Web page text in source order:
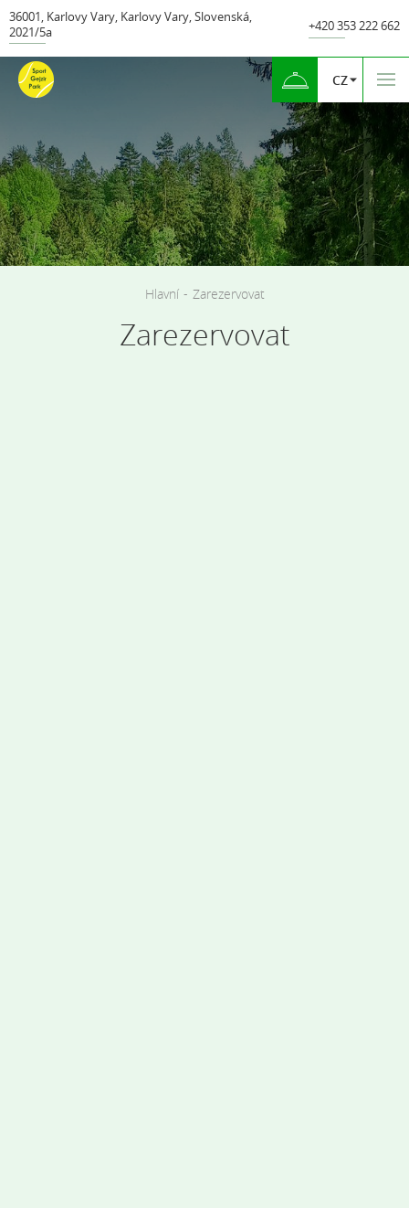
+420 353 222 662
36001, Karlovy Vary, Karlovy Vary,Slovenská,
2021/5а
CZ
Hlavní - Zarezervovat
Zarezervovat